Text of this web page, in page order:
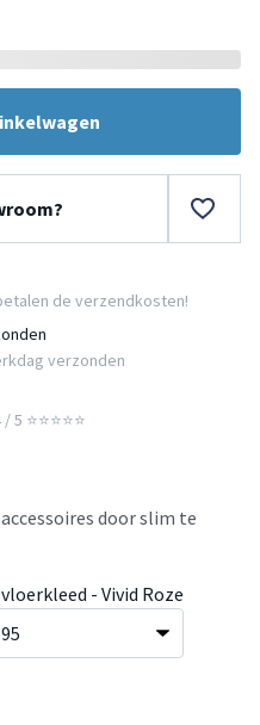
de verzendkosten!
verzonden
⭐⭐⭐⭐⭐
door slim te
- Vivid Roze